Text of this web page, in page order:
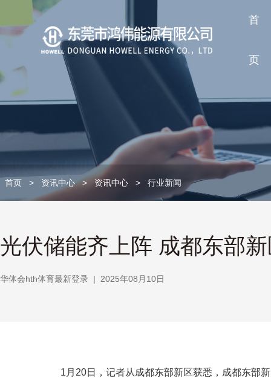
首
页
首页 > 资讯中心 > 资讯中心 > 行业新闻
光伏储能齐上阵 成都东部
华体会hth体育最新登录 | 2025年08月10日
1月20日，记者从成都东部新区获悉，成都东部